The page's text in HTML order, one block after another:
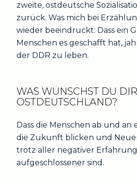
zweite, ostdeutsche
zurück. Was mich bei
wieder beeindruckt: Dass ein
Menschen es geschafft hat,
der DDR zu leben.
WAS WÜNSCHST DU
OSTDEUTSCHLAND?
Dass die Menschen ab und an
die Zukunft blicken und
trotz aller negativer
aufgeschlossener sind.